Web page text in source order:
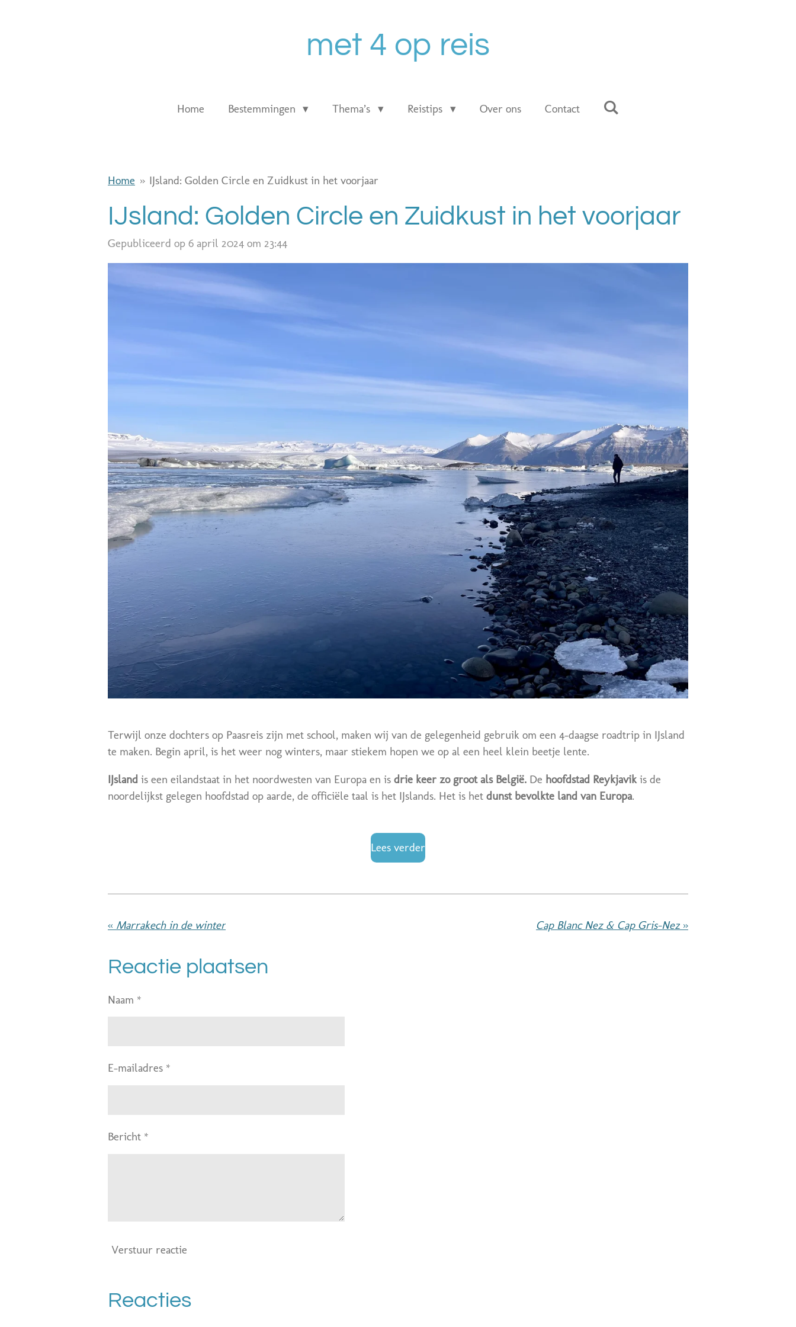
met 4 op reis
Home Bestemmingen Thema’s Reistips Over ons Contact
Home » IJsland: Golden Circle en Zuidkust in het voorjaar
IJsland: Golden Circle en Zuidkust in het voorjaar
Gepubliceerd op 6 april 2024 om 23:44
Terwijl onze dochters op Paasreis zijn met school, maken wij van de gelegenheid gebruik om een 4-daagse roadtrip in IJsland
te maken. Begin april, is het weer nog winters, maar stiekem hopen we op al een heel klein beetje lente.
IJsland is een eilandstaat in het noordwesten van Europa en is drie keer zo groot als België. De hoofdstad Reykjavikis de
noordelijkst gelegen hoofdstad op aarde, de officiële taal is het IJslands. Het is het dunst bevolkte land van Europa.
Lees verder
« Marrakech in de winter Cap Blanc Nez & Cap Gris-Nez »
Reactie plaatsen
Naam *
E-mailadres *
Bericht *
Verstuur reactie
Reacties